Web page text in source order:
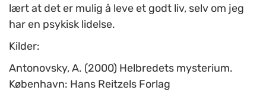
lært at det er mulig å leve et godt liv, selv om jeg
har en psykisk lidelse.
Kilder:
Antonovsky, A. (2000) Helbredets mysterium.
København: Hans Reitzels Forlag